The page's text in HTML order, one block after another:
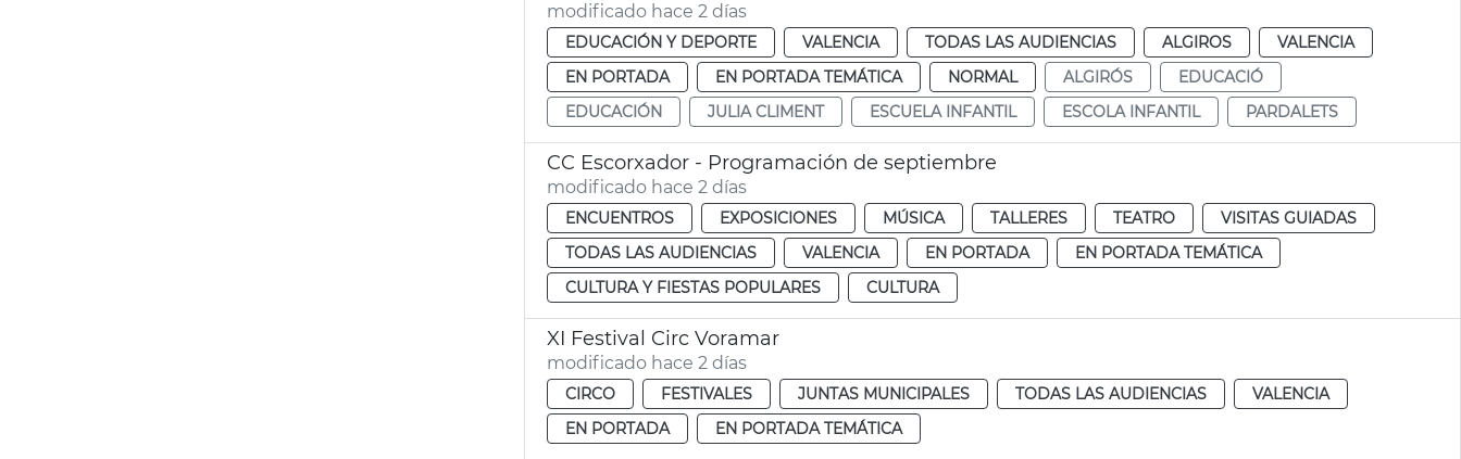
modificado hace 2 días
EDUCACIÓN Y DEPORTE VALENCIA TODAS LAS AUDIENCIAS ALGIROS
VALENCIA
EN PORTADA
EN PORTADA TEMÁTICA NORMAL ALGIRÓS
EDUCACIÓ
EDUCACIÓN
JULIA CLIMENT ESCUELA INFANTIL ESCOLA INFANTIL PARDALETS
CC Escorxador - Programación de septiembre
modificado hace 2 días
ENCUENTROS EXPOSICIONES MÚSICA TALLERES TEATRO
VISITAS GUIADAS
TODAS LAS AUDIENCIAS
VALENCIA EN PORTADA
EN PORTADA TEMÁTICA
CULTURA Y FIESTAS POPULARES
CULTURA
XI Festival Circ Voramar
modificado hace 2 días
CIRCO FESTIVALES JUNTAS MUNICIPALES TODAS LAS AUDIENCIAS
VALENCIA
EN PORTADA
EN PORTADA TEMÁTICA